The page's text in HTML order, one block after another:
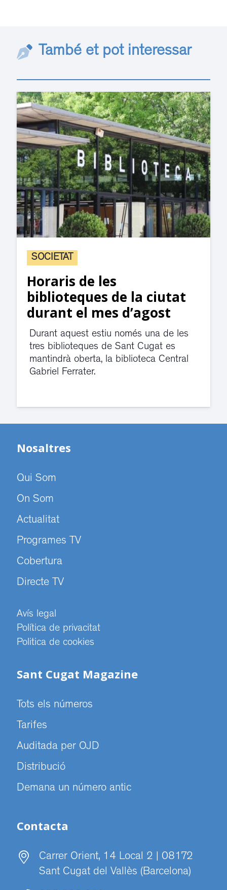
També et pot interessar
SOCIETAT
Horaris de les
biblioteques de la ciutat
durant el mes d’agost
Durant aquest estiu només una de les
tres biblioteques de Sant Cugat es
mantindrà oberta, la biblioteca Central
Gabriel Ferrater.
Nosaltres
Qui Som
On Som
Actualitat
Programes TV
Cobertura
Directe TV
Avís legal
Política de privacitat
Politica de cookies
Sant Cugat Magazine
Tots els números
Tarifes
Auditada per OJD
Distribució
Demana un número antic
Contacta
Carrer Orient, 14 Local 2 | 08172
Sant Cugat del Vallès (Barcelona)